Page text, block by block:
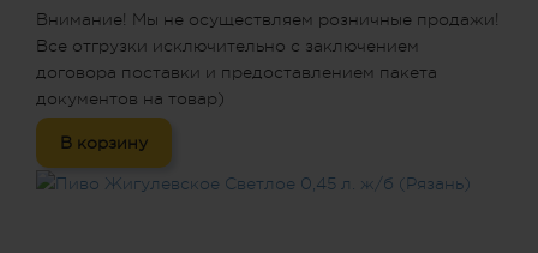
Внимание! Мы не осуществляем розничные продажи!
Все отгрузки исключительно с заключением
договора поставки и предоставлением пакета
документов на товар)
В корзину